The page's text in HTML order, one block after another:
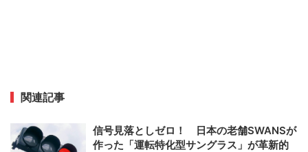
関連記事
信号見落としゼロ！ 日本の老舗SWANSが
作った「運転特化型サングラス」が革新的